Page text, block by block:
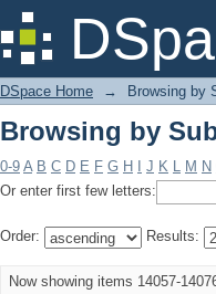
Browsing by
DSpace Home → Browsing by
Browsing by
0-9 A B C D E F G H J K L M N
Or enter first few letters:
Order: Results:
Now showing items 14057-